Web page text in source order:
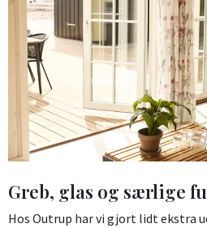
Greb, glas og særlige
Hos Outrup har vi gjort lidt ekstra